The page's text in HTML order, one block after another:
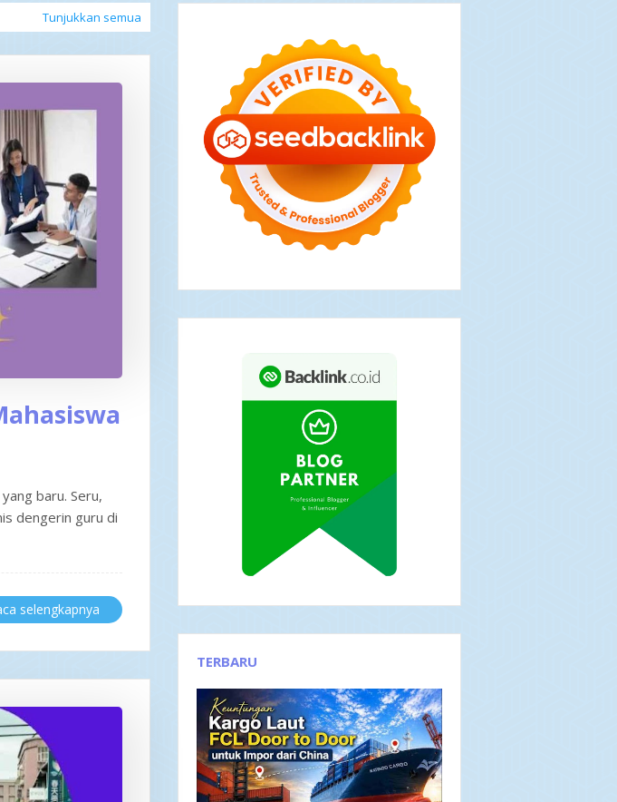
Tunjukkan semua
baru. Seru,
dengerin guru di
selengkapnya
TERBARU